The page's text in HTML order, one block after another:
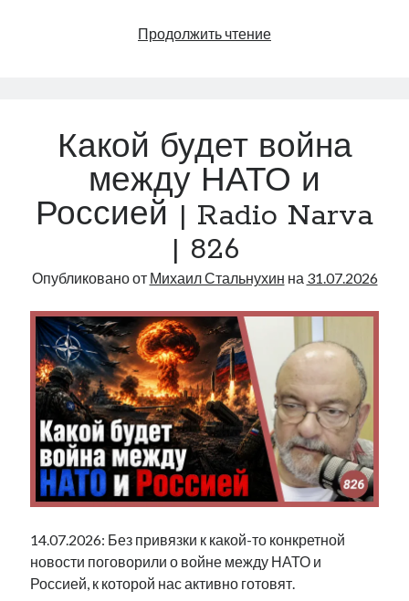
Продолжить чтениеЗанимательная
|
827
Какой будет война
между НАТО и
Россией | Radio Narva
| 826
Опубликовано от Михаил Стальнухин на 31.07.2026
14.07.2026: Без привязки к какой-то конкретной
новости поговорили о войне между НАТО и
Россией, к которой нас активно готовят.